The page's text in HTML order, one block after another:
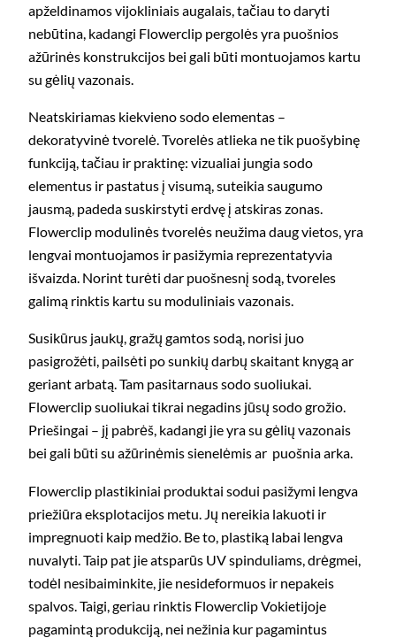
apželdinamos vijokliniais augalais, tačiau to daryti
nebūtina, kadangi Flowerclip pergolės yra puošnios
ažūrinės konstrukcijos bei gali būti montuojamos kartu
su gėlių vazonais.
Neatskiriamas kiekvieno sodo elementas –
dekoratyvinė tvorelė. Tvorelės atlieka ne tik puošybinę
funkciją, tačiau ir praktinę: vizualiai jungia sodo
elementus ir pastatus į visumą, suteikia saugumo
jausmą, padeda suskirstyti erdvę į atskiras zonas.
Flowerclip modulinės tvorelės neužima daug vietos, yra
lengvai montuojamos ir pasižymia reprezentatyvia
išvaizda. Norint turėti dar puošnesnį sodą, tvoreles
galimą rinktis kartu su moduliniais vazonais.
Susikūrus jaukų, gražų gamtos sodą, norisi juo
pasigrožėti, pailsėti po sunkių darbų skaitant knygą ar
geriant arbatą. Tam pasitarnaus sodo suoliukai.
Flowerclip suoliukai tikrai negadins jūsų sodo grožio.
Priešingai – jį pabrėš, kadangi jie yra su gėlių vazonais
bei gali būti su ažūrinėmis sienelėmis ar puošnia arka.
Flowerclip plastikiniai produktai sodui pasižymi lengva
priežiūra eksplotacijos metu. Jų nereikia lakuoti ir
impregnuoti kaip medžio. Be to, plastiką labai lengva
nuvalyti. Taip pat jie atsparūs UV spinduliams, drėgmei,
todėl nesibaiminkite, jie nesideformuos ir nepakeis
spalvos. Taigi, geriau rinktis Flowerclip Vokietijoje
pagamintą produkciją, nei nežinia kur pagamintus